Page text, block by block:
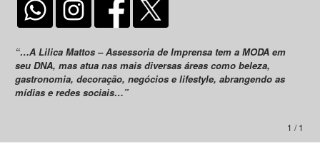
“…A Lilica Mattos – Assessoria de Imprensa tem a MODA em
seu DNA, mas atua nas mais diversas áreas como beleza,
gastronomia, decoração, negócios e lifestyle, abrangendo as
mídias e redes sociais…”
1 / 1